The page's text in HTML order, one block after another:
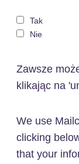
Tak
Nie
Zawsze
klikając na
We use
clicking
that your